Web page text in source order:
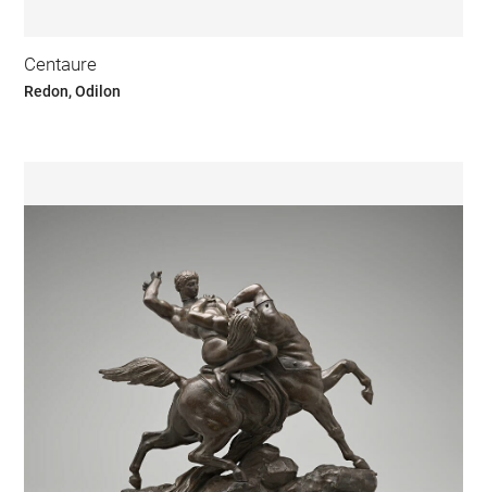
Centaure
Redon, Odilon